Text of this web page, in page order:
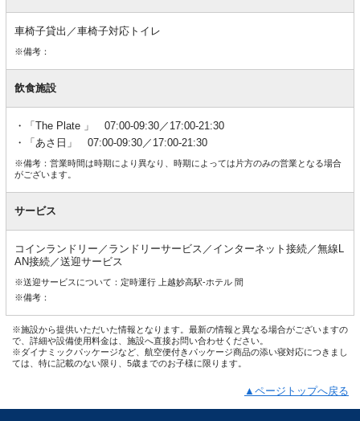
車椅子貸出／車椅子対応トイレ
※備考：
飲食施設
「The Plate 」 07:00-09:30／17:00-21:30
「あさ日」 07:00-09:30／17:00-21:30
※備考：営業時間は時期により異なり、時期によっては片方のみの営業となる場合
がございます。
サービス
コインランドリー／ランドリーサービス／インターネット接続／無線L
AN接続／送迎サービス
※送迎サービスについて：定時運行 上越妙高駅-ホテル 間
※備考：
※施設から提供いただいた情報となります。最新の情報と異なる場合がございますの
で、詳細や設備使用料金は、施設へ直接お問い合わせください。
※ダイナミックパッケージなど、航空便付きパッケージ商品の添い寝対応につきまし
ては、特に記載のない限り、5歳までのお子様に限ります。
▲ページトップへ戻る